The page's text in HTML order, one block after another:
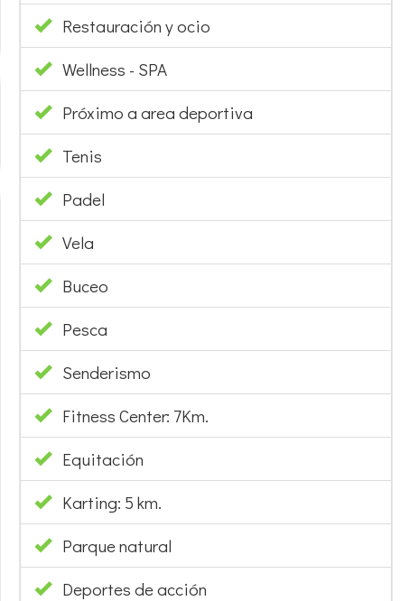
Restauración y ocio
Wellness - SPA
Próximo a area deportiva
Tenis
Padel
Vela
Buceo
Pesca
Senderismo
Fitness Center: 7Km.
Equitación
Karting: 5 km.
Parque natural
Deportes de acción